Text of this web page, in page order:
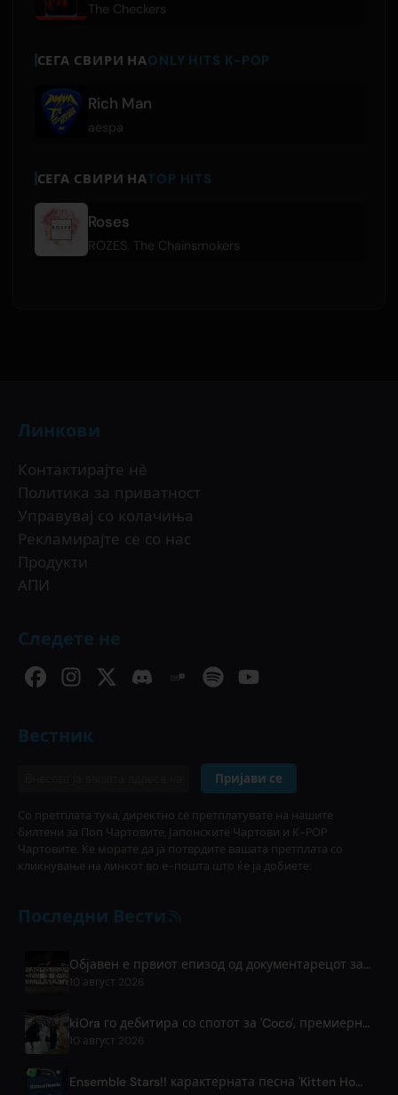
The Checkers
СЕГА СВИРИ НАONLY HITS K-POP
Rich Man
aespa
СЕГА СВИРИ НАTOP HITS
Roses
ROZES The Chainsmokers
Линкови
Контактирајте нè
Политика за приватност
Управувај со колачиња
Рекламирајте се со нас
Продукти
АПИ
Следете не
Вестник
Пријави се
Со претплата тука, директно се претплатувате на нашите
билтени за Поп Чартовите, Јапонските Чартови и К-POP
Чартовите. Ќе морате да ја потврдите вашата претплата со
кликнување на линкот во е-пошта што ќе ја добиете.
Последни Вести
Објавен е првиот епизод од документарецот за аудиции на moxymill 'to the nex7'
10 август 2026
kiOra го дебитира со спотот за 'Coco', премиерно прикажан на HEAD IN THE CLOUDS LA
10 август 2026
Ensemble Stars!! карактерната песна 'Kitten Homie' од Рицу Сакума објавена ширум светот